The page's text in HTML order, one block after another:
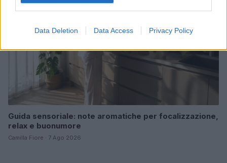
Data Deletion Data Access Privacy Policy
Guida sensoriale: note aromatiche per focalizzazione,
relax e buonumore
Camilla Fiore · 7 Ago 2026